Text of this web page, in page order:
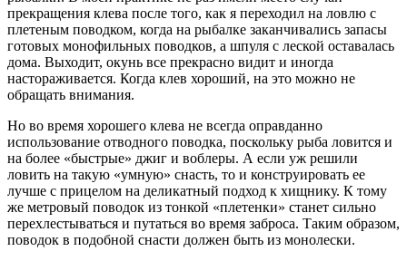
прекращения клева после того, как я переходил на ловлю с
плетеным поводком, когда на рыбалке заканчивались запасы
готовых монофильных поводков, а шпуля с леской оставалась
дома. Выходит, окунь все прекрасно видит и иногда
настораживается. Когда клев хороший, на это можно не
обращать внимания.
Но во время хорошего клева не всегда оправданно
использование отводного поводка, поскольку рыба ловится и
на более «быстрые» джиг и воблеры. А если уж решили
ловить на такую «умную» снасть, то и конструировать ее
лучше с прицелом на деликатный подход к хищнику. К тому
же метровый поводок из тонкой «плетенки» станет сильно
перехлестываться и путаться во время заброса. Таким образом,
поводок в подобной снасти должен быть из монолески.